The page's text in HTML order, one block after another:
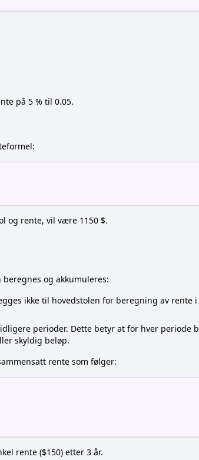
på 5 % til 0.05.
og rente, vil være 1150 $.
og akkumuleres:
ikke til hovedstolen for beregning av rente
perioder. Dette betyr at for hver periode
skyldig beløp.
rente som følger:
rente ($150) etter 3 år.